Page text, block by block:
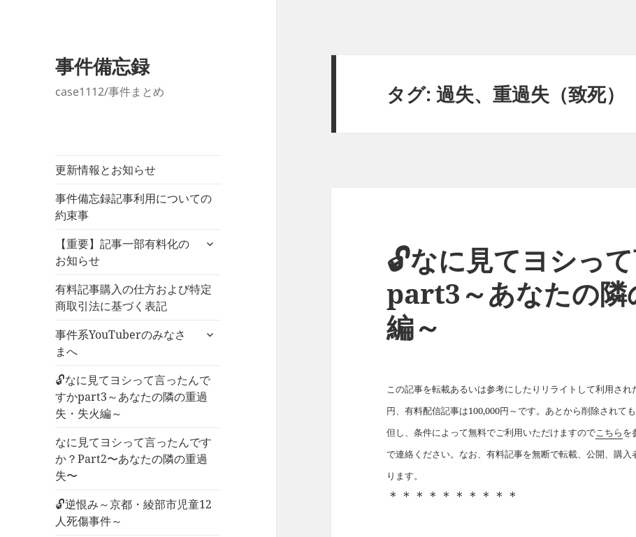
事件備忘録
case1112/事件まとめ
更新情報とお知らせ
事件備忘録記事利用についての
約束事
【重要】記事一部有料化の
お知らせ
サ
ニ
を
有料記事購入の仕方および特定
商取引法に基づく表記
事件系YouTuberのみなさ
まへ
サ
ニ
ュ
展
開
🔓なに見てヨシって言ったんで
すかpart3～あなたの隣の重過
失・失火編～
なに見てヨシって言ったんです
か？Part2〜あなたの隣の重過
失〜
🔓逆恨み～京都・綾部市児童12
人死傷事件～
タグ:過失、重過失（致死）
🔓なに見てヨシっ
part3～あなたの隣
編～
この記事を転載あるいは参考にしたりリライトして利用さ
円、有料配信記事は100,000円～です。あとから削除されて
但し、条件によって無料でご利用いただけますのでこちらを
で連絡ください。なお、有料記事を無断で転載、公開、購
ります。
＊＊＊＊＊＊＊＊＊＊